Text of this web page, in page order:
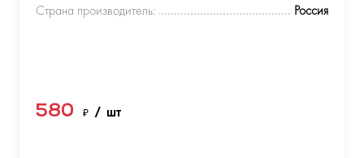
Страна производитель:
Россия
580 ₽ / шт